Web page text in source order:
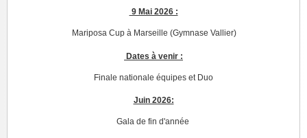
9 Mai 2026 :
Mariposa Cup à Marseille (Gymnase Vallier)
Dates à venir :
Finale nationale équipes et Duo
Juin 2026:
Gala de fin d'année